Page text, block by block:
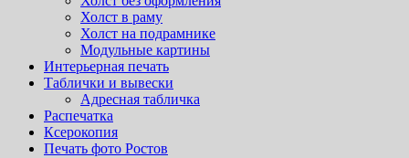
Холст в раму
Холст на подрамнике
Модульные картины
Интерьерная печать
Таблички и вывески
Адресная табличка
Распечатка
Ксерокопия
Печать фото Ростов